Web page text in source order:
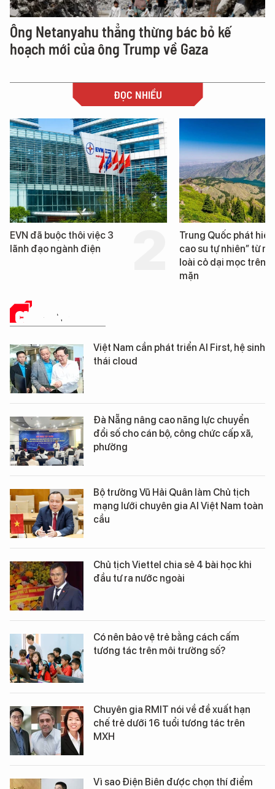
Ông Netanyahu thẳng thừng bác bỏ kế
hoạch mới của ông Trump về Gaza
ĐỌC NHIỀU
Trung Quốc phát hiện “mỏ
cao su tự nhiên” từ một
Loạt dự án bất động
Đà Nẵng sắp bị kiểm
CHUYỂN ĐỔI SỐ
Việt Nam cần phát triển AI First, hệ sinh
thái cloud
Đà Nẵng nâng cao năng lực chuyển
đổi số cho cán bộ, công chức cấp xã,
phường
Bộ trưởng Vũ Hải Quân làm Chủ tịch
mạng lưới chuyên gia AI Việt Nam toàn
cầu
Chủ tịch Viettel chia sẻ 4 bài học khi
đầu tư ra nước ngoài
Có nên bảo vệ trẻ bằng cách cấm
tương tác trên môi trường số?
Chuyên gia RMIT nói về đề xuất hạn
chế trẻ dưới 16 tuổi tương tác trên
MXH
Vì sao Điện Biên được chọn thí điểm